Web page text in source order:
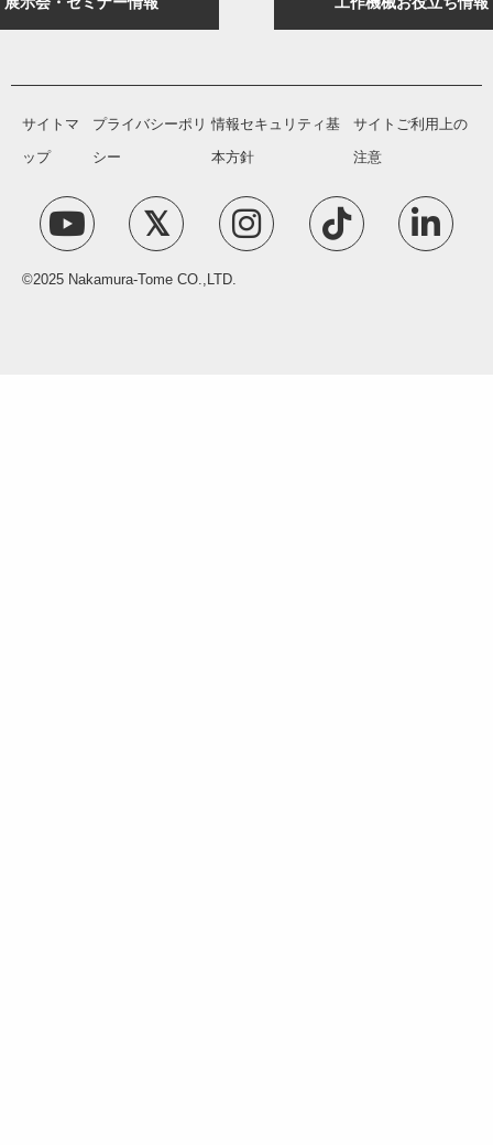
サイトマ
ップ
プライバシーポリ
シー
情報セキュリティ基
本方針
サイトご利用上の
注意
©2025 Nakamura-Tome CO.,LTD.